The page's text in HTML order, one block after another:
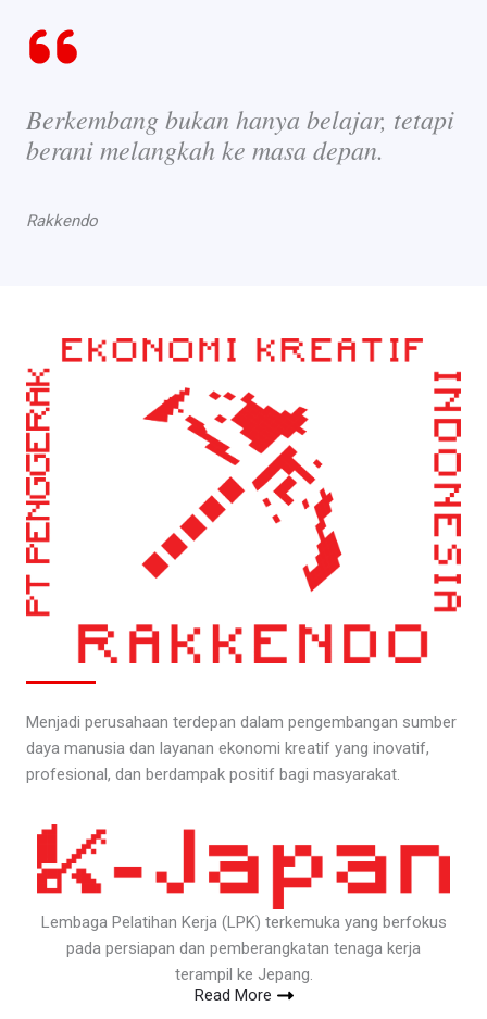
Berkembang bukan hanya belajar, tetapi
berani melangkah ke masa depan.
Rakkendo
Menjadi perusahaan terdepan dalam pengembangan sumber
daya manusia dan layanan ekonomi kreatif yang inovatif,
profesional, dan berdampak positif bagi masyarakat.
Lembaga Pelatihan Kerja (LPK) terkemuka yang berfokus
pada persiapan dan pemberangkatan tenaga kerja
terampil ke Jepang.
Read More